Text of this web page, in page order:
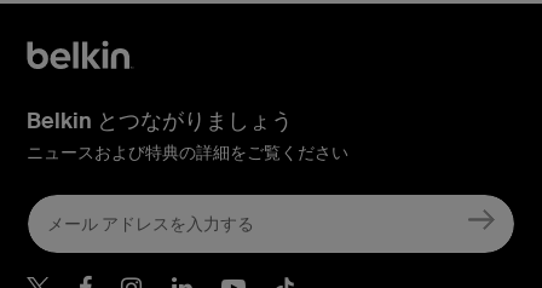
Belkin とつながりましょう
ニュースおよび特典の詳細をご覧ください